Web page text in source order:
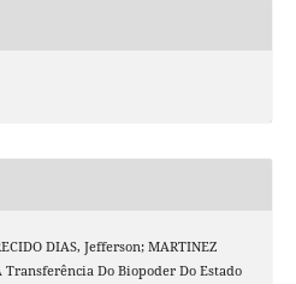
DIAS, Jefferson; MARTINEZ
Transferência Do Biopoder Do Estado